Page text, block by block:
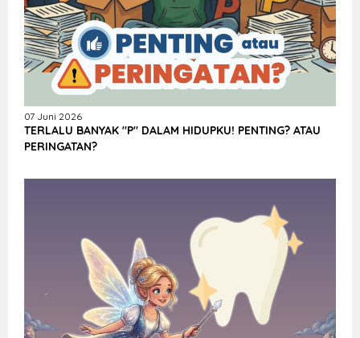
07 Juni 2026
TERLALU BANYAK "P" DALAM HIDUPKU! PENTING? ATAU
PERINGATAN?